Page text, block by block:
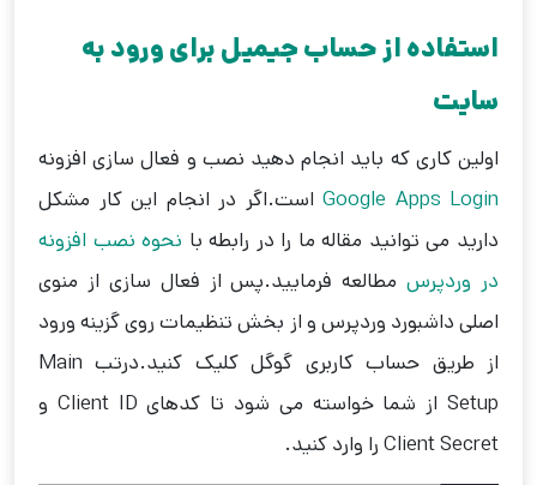
استفاده از حساب جیمیل برای ورود به
سایت
اولین کاری که باید انجام دهید نصب و فعال سازی افزونه
Google Apps Login است.اگر در انجام این کار مشکل
دارید می توانید مقاله ما را در رابطه با نحوه نصب افزونه
در وردپرسمطالعه فرمایید.پس از فعال سازی از منوی
اصلی داشبورد وردپرس و از بخش تنظیمات روی گزینه ورود
از طریق حساب کاربری گوگل کلیک کنید.درتب Main
Setup از شما خواسته می شود تا کدهای Client ID و
Client Secret را وارد کنید.